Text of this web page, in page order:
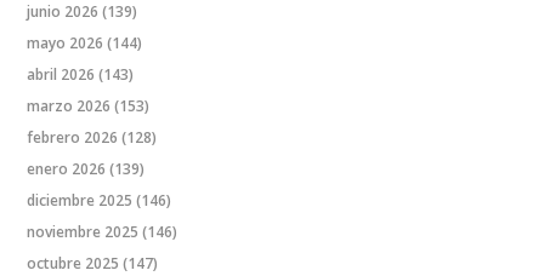
junio 2026 (139)
mayo 2026 (144)
abril 2026 (143)
marzo 2026 (153)
febrero 2026 (128)
enero 2026 (139)
diciembre 2025 (146)
noviembre 2025 (146)
octubre 2025 (147)